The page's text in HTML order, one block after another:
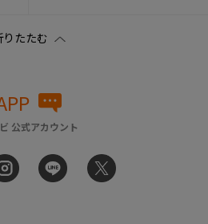
公式アカウント